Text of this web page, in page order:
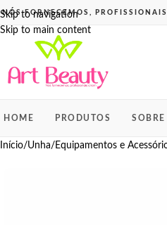
Skip to navigation
Skip to main content
HOME PRODUTOS SOBRE
Início Unha Equipamentos e